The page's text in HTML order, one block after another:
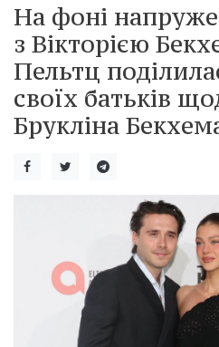
На фоні
з Вікторією
Пельтц
своїх батьків
Брукліна